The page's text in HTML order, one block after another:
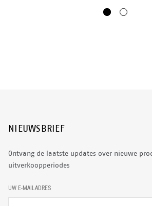
NIEUWSBRIEF
Ontvang de laatste updates over nieuwe
uitverkoopperiodes
E
-
M
UW E-MAILADRES